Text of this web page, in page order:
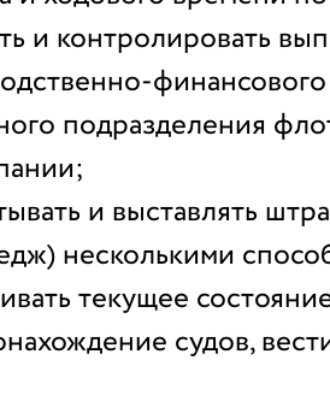
и контролировать
подразделения
и выставлять
несколькими
текущее
судов,